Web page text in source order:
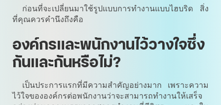
ก่อนที่จะเปลี่ยนมาใช้รูปแบบการทำงานแบบไฮบริด สิ่ง
ที่คุณควรคำนึงถึงคือ
องค์กรและพนักงานไว้วางใจซึ่ง
กันและกันหรือไม่?
เป็นประการแรกที่มีความสำคัญอย่างมาก เพราะความ
ไว้ใจขององค์กรต่อพนักงานว่าจะสามารถทำงานให้เสร็จ